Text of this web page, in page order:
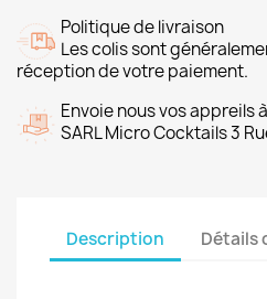
Politique de livraison
Les colis sont
réception de votre paiement.
Envoie nous vos appreils
SARL Micro Cocktails 3
Description Détails